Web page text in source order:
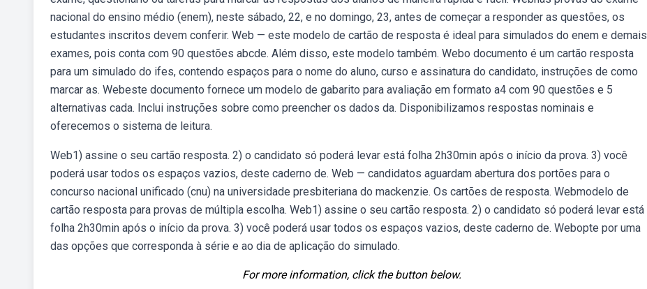
nacional do ensino médio (enem), neste sábado, 22, e no domingo, 23, antes de começar a responder as questões, os
estudantes inscritos devem conferir. Web — este modelo de cartão de resposta é ideal para simulados do enem e demais
exames, pois conta com 90 questões abcde. Além disso, este modelo também. Webo documento é um cartão resposta
para um simulado do ifes, contendo espaços para o nome do aluno, curso e assinatura do candidato, instruções de como
marcar as. Webeste documento fornece um modelo de gabarito para avaliação em formato a4 com 90 questões e 5
alternativas cada. Inclui instruções sobre como preencher os dados da. Disponibilizamos respostas nominais e
oferecemos o sistema de leitura.
Web1) assine o seu cartão resposta. 2) o candidato só poderá levar está folha 2h30min após o início da prova. 3) você
poderá usar todos os espaços vazios, deste caderno de. Web — candidatos aguardam abertura dos portões para o
concurso nacional unificado (cnu) na universidade presbiteriana do mackenzie. Os cartões de resposta. Webmodelo de
cartão resposta para provas de múltipla escolha. Web1) assine o seu cartão resposta. 2) o candidato só poderá levar está
folha 2h30min após o início da prova. 3) você poderá usar todos os espaços vazios, deste caderno de. Webopte por uma
das opções que corresponda à série e ao dia de aplicação do simulado.
For more information, click the button below.